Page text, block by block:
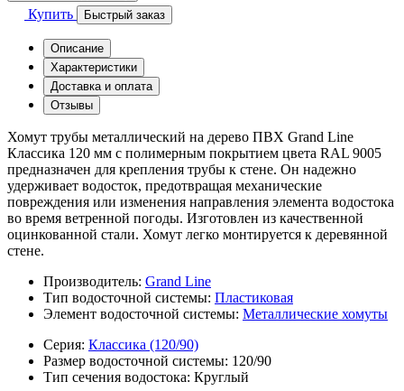
Купить Быстрый заказ
Описание
Характеристики
Доставка и оплата
Отзывы
Хомут трубы металлический на дерево ПВХ Grand Line
Классика 120 мм с полимерным покрытием цвета RAL 9005
предназначен для крепления трубы к стене. Он надежно
удерживает водосток, предотвращая механические
повреждения или изменения направления элемента водостока
во время ветренной погоды. Изготовлен из качественной
оцинкованной стали. Хомут легко монтируется к деревянной
стене.
Производитель: Grand Line
Тип водосточной системы: Пластиковая
Элемент водосточной системы: Металлические хомуты
Серия: Классика (120/90)
Размер водосточной системы: 120/90
Тип сечения водостока: Круглый